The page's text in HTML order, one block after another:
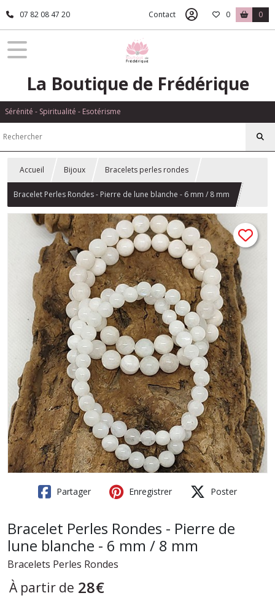
07 82 08 47 20 Contact 0 0
La Boutique de Frédérique
Sérénité - Spiritualité - Esotérisme
Accueil Bijoux Bracelets perles rondes
Bracelet Perles Rondes - Pierre de lune blanche - 6 mm / 8 mm
Partager Enregistrer Poster
Bracelet Perles Rondes - Pierre de
lune blanche - 6 mm / 8 mm
Bracelets Perles Rondes
À partir de 28€